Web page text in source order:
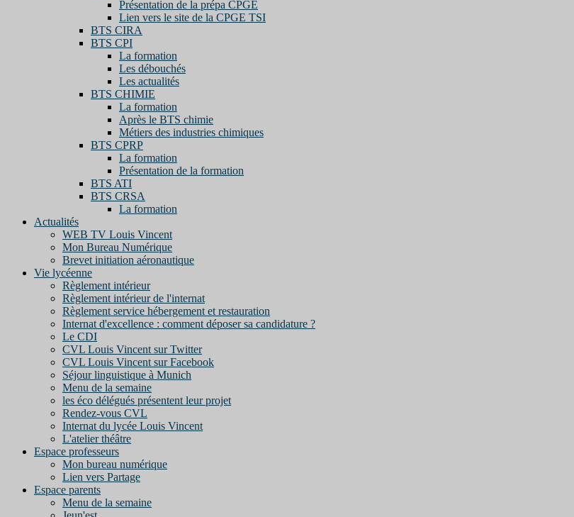
Présentation de la prépa CPGE
Lien vers le site de la CPGE TSI
BTS CIRA
BTS CPI
La formation
Les débouchés
Les actualités
BTS CHIMIE
La formation
Après le BTS chimie
Métiers des industries chimiques
BTS CPRP
La formation
Présentation de la formation
BTS ATI
BTS CRSA
La formation
Actualités
WEB TV Louis Vincent
Mon Bureau Numérique
Brevet initiation aéronautique
Vie lycéenne
Règlement intérieur
Règlement intérieur de l'internat
Règlement service hébergement et restauration
Internat d'excellence : comment déposer sa candidature ?
Le CDI
CVL Louis Vincent sur Twitter
CVL Louis Vincent sur Facebook
Séjour linguistique à Munich
Menu de la semaine
les éco délégués présentent leur projet
Rendez-vous CVL
Internat du lycée Louis Vincent
L'atelier théâtre
Espace professeurs
Mon bureau numérique
Lien vers Partage
Espace parents
Menu de la semaine